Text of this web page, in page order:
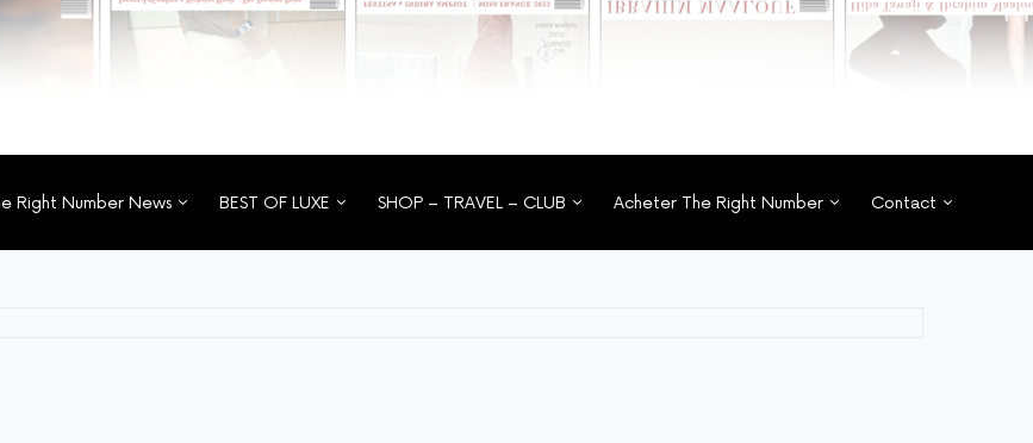
Right Number News BEST OF LUXE SHOP – TRAVEL – CLUB Acheter The Right Number Contact